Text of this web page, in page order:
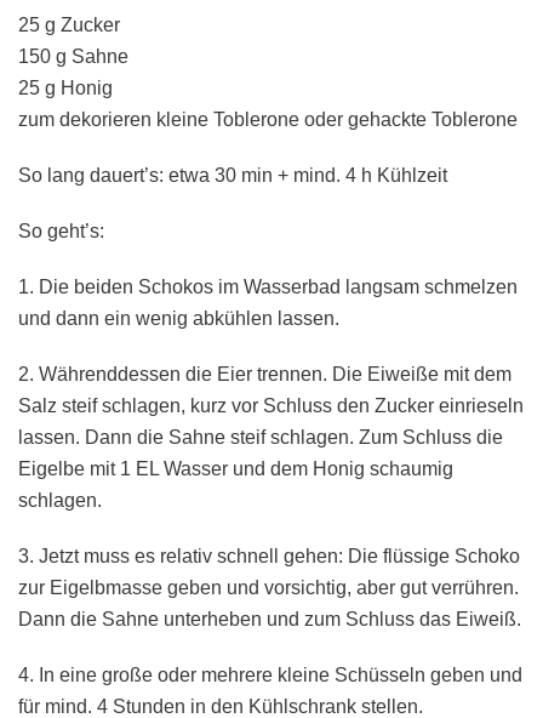
25 g Zucker
150 g Sahne
25 g Honig
zum dekorieren kleine Toblerone oder gehackte Toblerone
So lang dauert’s: etwa 30 min + mind. 4 h Kühlzeit
So geht’s:
1. Die beiden Schokos im Wasserbad langsam schmelzen
und dann ein wenig abkühlen lassen.
2. Währenddessen die Eier trennen. Die Eiweiße mit dem
Salz steif schlagen, kurz vor Schluss den Zucker einrieseln
lassen. Dann die Sahne steif schlagen. Zum Schluss die
Eigelbe mit 1 EL Wasser und dem Honig schaumig
schlagen.
3. Jetzt muss es relativ schnell gehen: Die flüssige Schoko
zur Eigelbmasse geben und vorsichtig, aber gut verrühren.
Dann die Sahne unterheben und zum Schluss das Eiweiß.
4. In eine große oder mehrere kleine Schüsseln geben und
für mind. 4 Stunden in den Kühlschrank stellen.